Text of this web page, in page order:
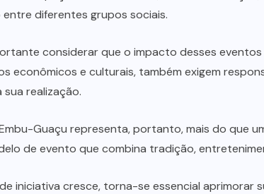
diferentes grupos sociais.
considerar que o impacto desses
econômicos e culturais, também exigem
realização.
Guaçu representa, portanto, mais do que
de evento que combina tradição,
iniciativa cresce, torna-se essencial aprimorar